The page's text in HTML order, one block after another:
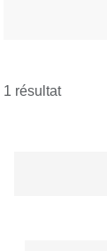
1 résultat